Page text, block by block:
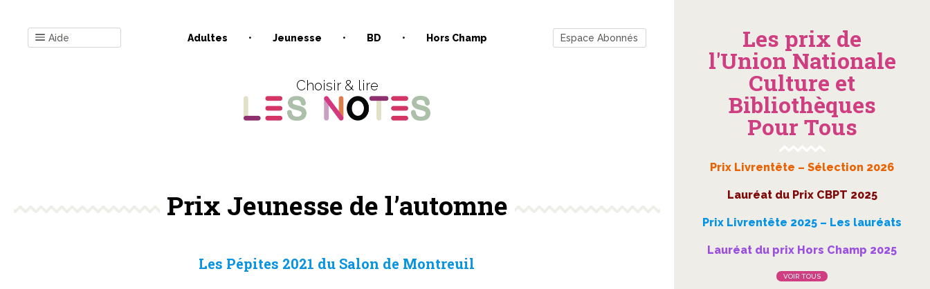
Aide Adultes Jeunesse BD Hors Champ Espace Abonnés
Choisir & lire
Prix Jeunesse de l’automne
Les Pépites 2021 du Salon de Montreuil
Les prix de
l'Union Nationale
Culture et
Bibliothèques
Pour Tous
Prix Livrentête – Sélection 2026
Lauréat du Prix CBPT 2025
Prix Livrentête 2025 – Les lauréats
Lauréat du prix Hors Champ 2025
VOIR TOUS